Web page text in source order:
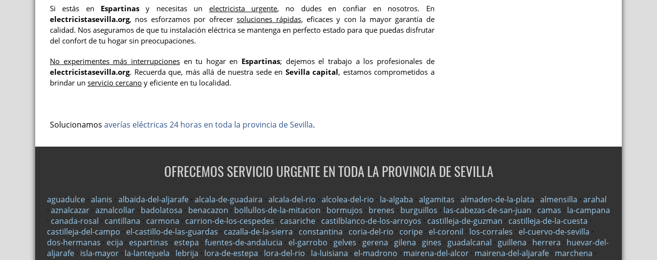
Si estás en Espartinas y necesitas un electricista urgente, no dudes en confiar en nosotros. En
electricistasevilla.org, nos esforzamos por ofrecersoluciones rápidas, eficaces y con la mayor garantía de
calidad. Nos aseguramos de que tu instalación eléctrica se mantenga en perfecto estado para que puedas disfrutar
del confort de tu hogar sin preocupaciones.
No experimentes más interrupcionesen tu hogar en Espartinas; dejemos el trabajo a los profesionales de
electricistasevilla.org. Recuerda que, más allá de nuestra sede en Sevilla capital, estamos comprometidos a
brindar un servicio cercano y eficiente en tu localidad.
Solucionamos averías eléctricas 24 horas en toda la provincia de Sevilla.
OFRECEMOS SERVICIO URGENTE EN TODA LA PROVINCIA DE SEVILLA
aguadulce · alanis · albaida-del-aljarafe · alcala-de-guadaira · alcala-del-rio · alcolea-del-rio · la-algaba · algamitas · almaden-de-la-plata · almensilla · arahal
· aznalcazar · aznalcollar · badolatosa · benacazon · bollullos-de-la-mitacion · bormujos · brenes · burguillos · las-cabezas-de-san-juan · camas · la-campana
· canada-rosal · cantillana · carmona · carrion-de-los-cespedes · casariche · castilblanco-de-los-arroyos · castilleja-de-guzman · castilleja-de-la-cuesta ·
castilleja-del-campo · el-castillo-de-las-guardas · cazalla-de-la-sierra · constantina · coria-del-rio · coripe · el-coronil · los-corrales · el-cuervo-de-sevilla ·
dos-hermanas · ecija · espartinas · estepa · fuentes-de-andalucia · el-garrobo · gelves · gerena · gilena · gines · guadalcanal · guillena · herrera · huevar-del-
aljarafe · isla-mayor · la-lantejuela · lebrija · lora-de-estepa · lora-del-rio · la-luisiana · el-madrono · mairena-del-alcor · mairena-del-aljarafe · marchena ·